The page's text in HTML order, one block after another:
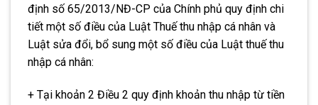
định số 65/2013/NĐ-CP của Chính phủ quy định chi
tiết một số điều của Luật Thuế thu nhập cá nhân và
Luật sửa đổi, bổ sung một số điều của Luật thuế thu
nhập cá nhân:
+ Tại khoản 2 Điều 2 quy định khoản thu nhập từ tiền